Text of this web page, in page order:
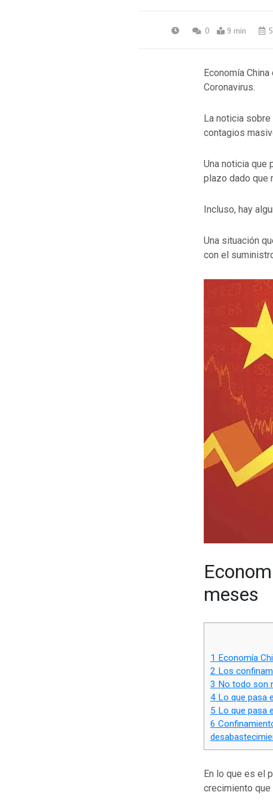
0 9 min
Economía
Coronavirus.
La noticia
contagios
Una noticia que
plazo dado que
Incluso, hay
Una situación
con el
meses
1 Economía
2 Los
3 No todo son
4Lo que pasa
5 Lo que pasa
6
En lo que es el
crecimiento